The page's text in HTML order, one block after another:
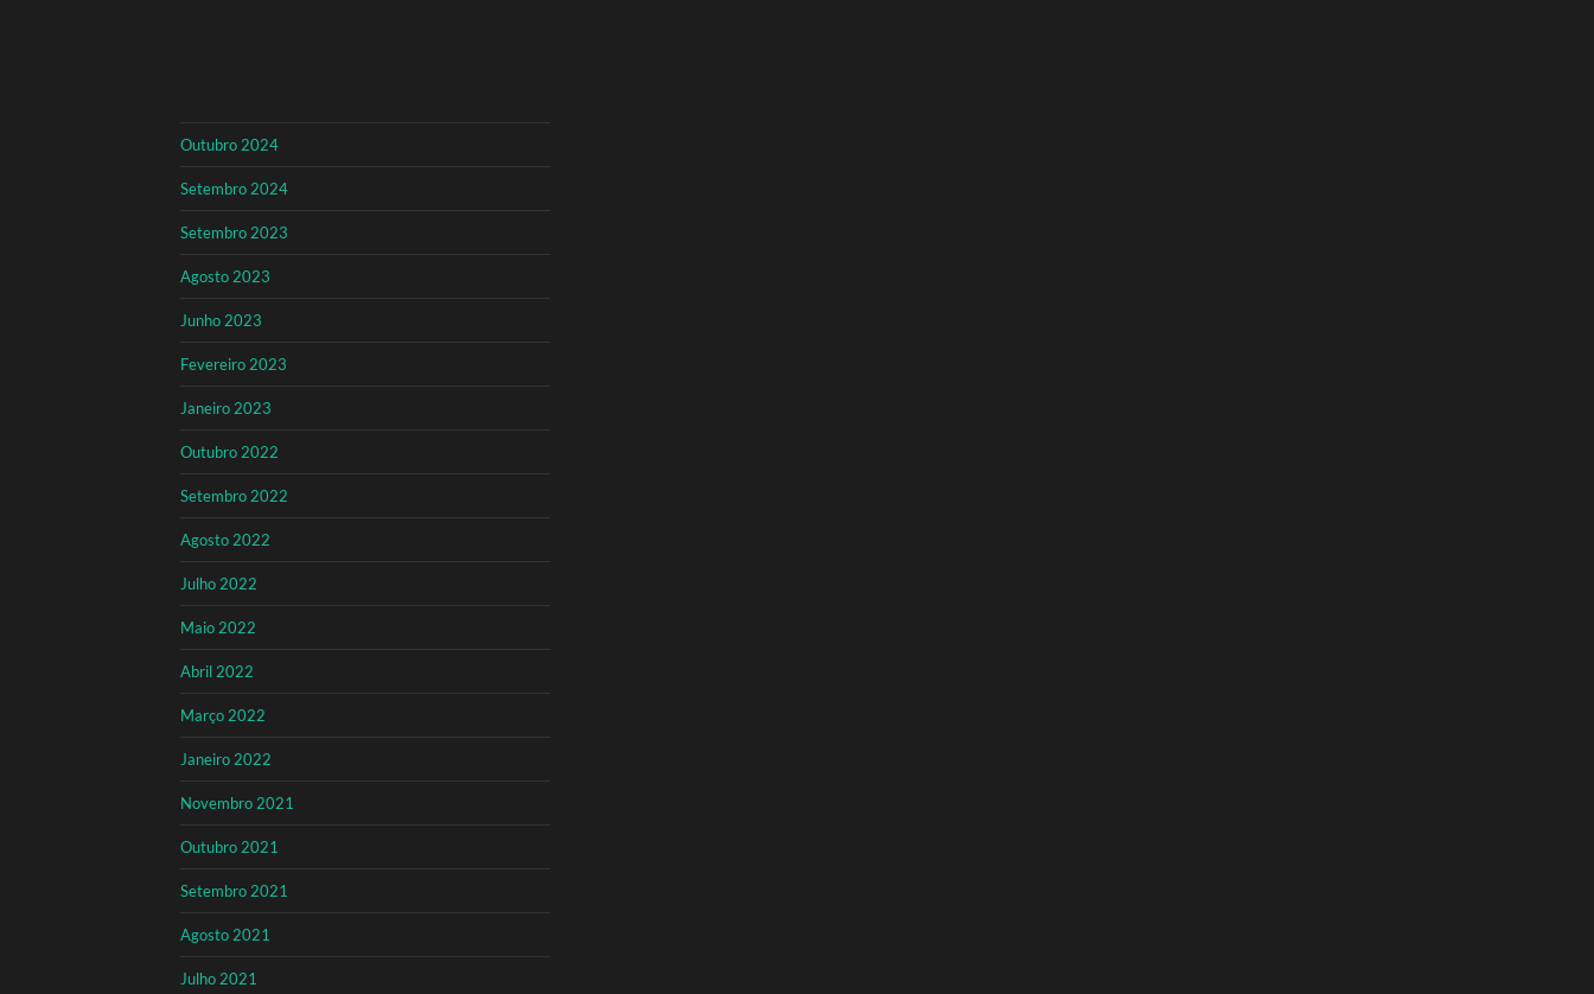
Outubro 2024
Setembro 2024
Setembro 2023
Agosto 2023
Junho 2023
Fevereiro 2023
Janeiro 2023
Outubro 2022
Setembro 2022
Agosto 2022
Julho 2022
Maio 2022
Abril 2022
Março 2022
Janeiro 2022
Novembro 2021
Outubro 2021
Setembro 2021
Agosto 2021
Julho 2021